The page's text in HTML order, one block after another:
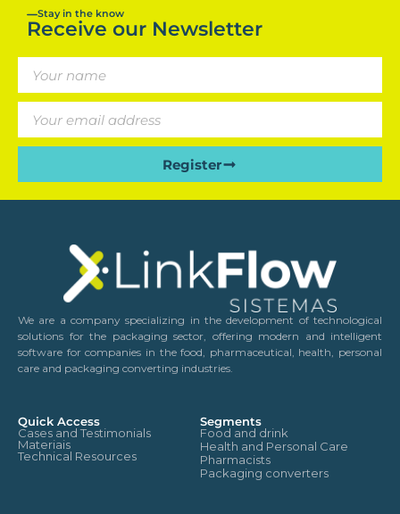
Stay in the know
Receive our Newsletter
Register
We are a company specializing in the development of technological
solutions for the packaging sector, offering modern and intelligent
software for companies in the food, pharmaceutical, health, personal
care and packaging converting industries.
Quick Access
Cases and Testimonials
Materiais
Technical Resources
Segments
Food and drink
Health and Personal Care
Pharmacists
Packaging converters